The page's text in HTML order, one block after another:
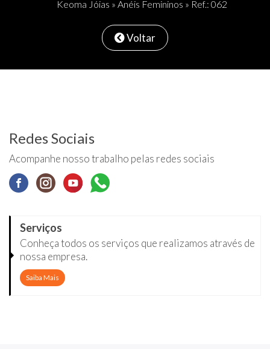
Keoma Jóias » Anéis Femininos » Ref.: 062
Voltar
Redes Sociais
Acompanhe nosso trabalho pelas redes sociais
Serviços
Conheça todos os serviços que realizamos através de
nossa empresa.
Saiba Mais